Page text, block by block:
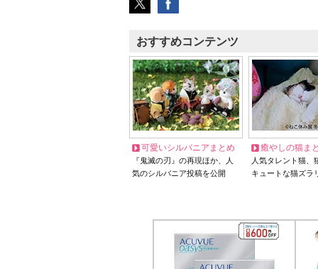
おすすめコンテンツ
可愛いシルバニアまとめ
『鬼滅の刃』の再現ほか、人
気のシルバニア投稿を公開
癒やしの猫ま
人気タレント猫
キュートな猫ズラ